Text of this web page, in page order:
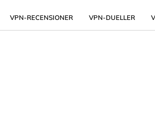
VPN-RECENSIONER VPN-DUELLER